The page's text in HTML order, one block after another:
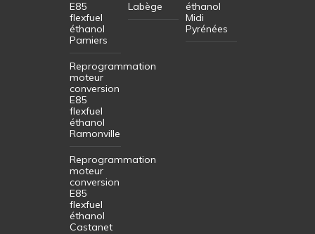
E85
flexfuel
éthanol
Pamiers
Reprogrammation
moteur
conversion
E85
flexfuel
éthanol
Ramonville
Reprogrammation
moteur
conversion
E85
flexfuel
éthanol
Castanet
Labège
éthanol
Midi
Pyrénées